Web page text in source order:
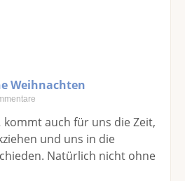
Weihnachten
auch für uns die Zeit,
und uns in die
Natürlich nicht ohne